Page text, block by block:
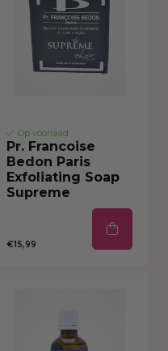
Op voorraad
Pr. Francoise
Bedon Paris
Exfoliating Soap
Supreme
€15,99